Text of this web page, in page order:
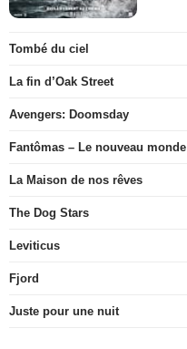
Tombé du ciel
La fin d’Oak Street
Avengers: Doomsday
Fantômas – Le nouveau monde
La Maison de nos rêves
The Dog Stars
Leviticus
Fjord
Juste pour une nuit